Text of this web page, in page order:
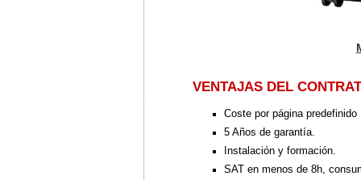
VENTAJAS DEL
Coste por página predefinido
5 Años de garantía.
Instalación y formación.
SAT en menos de 8h,